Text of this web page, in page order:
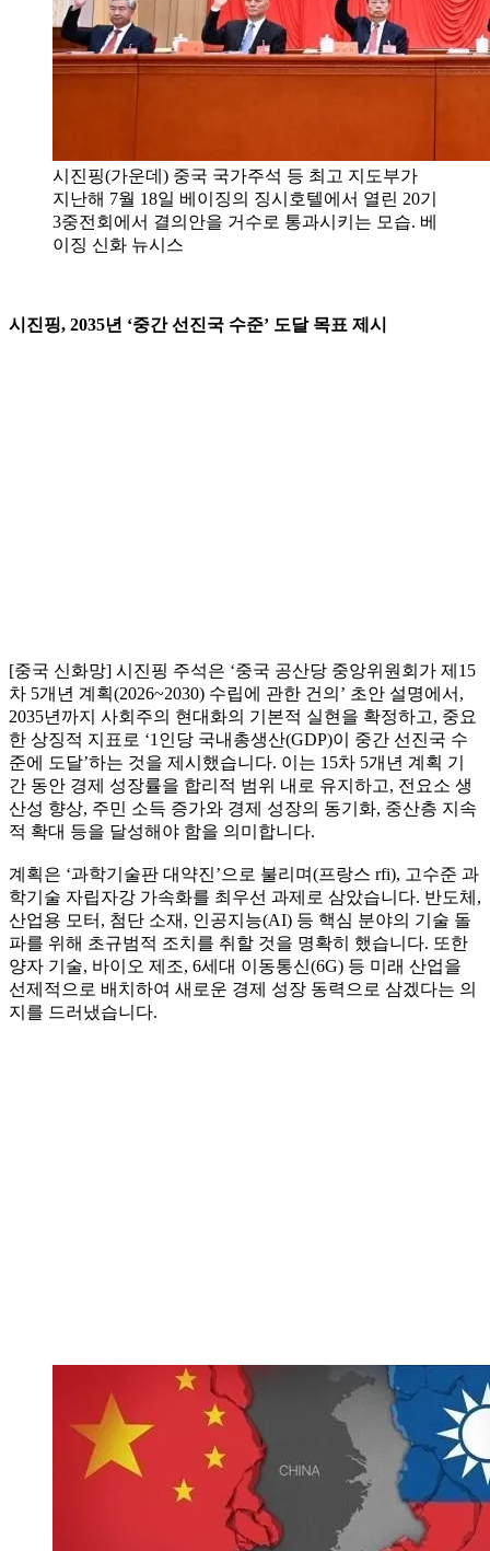
시진핑(가운데) 중국 국가주석 등 최고 지도부가
지난해 7월 18일 베이징의 징시호텔에서 열린 20기
3중전회에서 결의안을 거수로 통과시키는 모습. 베
이징 신화 뉴시스
시진핑, 2035년 ‘중간 선진국 수준’ 도달 목표 제시
[중국 신화망] 시진핑 주석은 ‘중국 공산당 중앙위원회가 제15
차 5개년 계획(2026~2030) 수립에 관한 건의’ 초안 설명에서,
2035년까지 사회주의 현대화의 기본적 실현을 확정하고, 중요
한 상징적 지표로 ‘1인당 국내총생산(GDP)이 중간 선진국 수
준에 도달’하는 것을 제시했습니다. 이는 15차 5개년 계획 기
간 동안 경제 성장률을 합리적 범위 내로 유지하고, 전요소 생
산성 향상, 주민 소득 증가와 경제 성장의 동기화, 중산층 지속
적 확대 등을 달성해야 함을 의미합니다.
계획은 ‘과학기술판 대약진’으로 불리며(프랑스 rfi), 고수준 과
학기술 자립자강 가속화를 최우선 과제로 삼았습니다. 반도체,
산업용 모터, 첨단 소재, 인공지능(AI) 등 핵심 분야의 기술 돌
파를 위해 초규범적 조치를 취할 것을 명확히 했습니다. 또한
양자 기술, 바이오 제조, 6세대 이동통신(6G) 등 미래 산업을
선제적으로 배치하여 새로운 경제 성장 동력으로 삼겠다는 의
지를 드러냈습니다.